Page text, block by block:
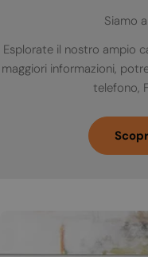
Siamo
Esplorate il nostro ampio
maggiori informazioni,
telefono,